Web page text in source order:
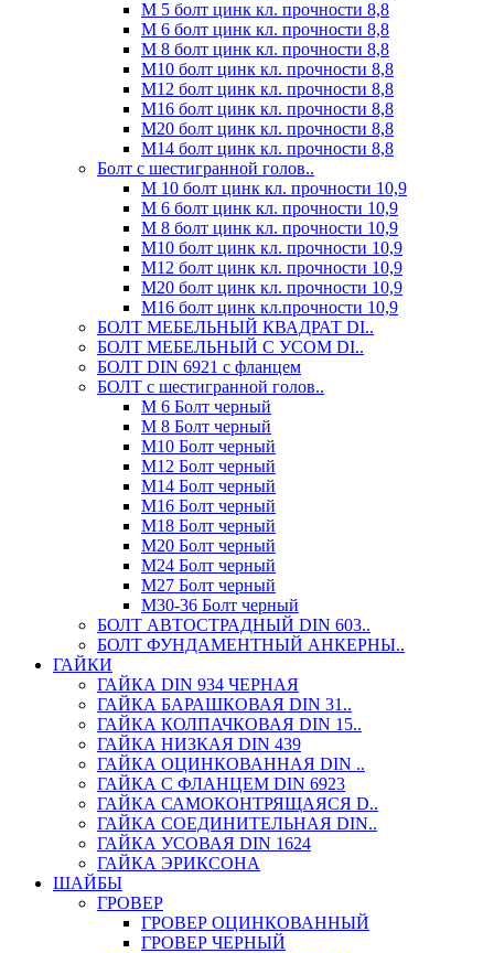
М 5 болт цинк кл. прочности 8,8
М 6 болт цинк кл. прочности 8,8
М 8 болт цинк кл. прочности 8,8
М10 болт цинк кл. прочности 8,8
М12 болт цинк кл. прочности 8,8
М16 болт цинк кл. прочности 8,8
М20 болт цинк кл. прочности 8,8
М14 болт цинк кл. прочности 8,8
Болт с шестигранной голов..
М 10 болт цинк кл. прочности 10,9
М 6 болт цинк кл. прочности 10,9
М 8 болт цинк кл. прочности 10,9
М10 болт цинк кл. прочности 10,9
М12 болт цинк кл. прочности 10,9
М20 болт цинк кл. прочности 10,9
М16 болт цинк кл.прочности 10,9
БОЛТ МЕБЕЛЬНЫЙ КВАДРАТ DI..
БОЛТ МЕБЕЛЬНЫЙ С УСОМ DI..
БОЛТ DIN 6921 c фланцем
БОЛТ с шестигранной голов..
М 6 Болт черный
М 8 Болт черный
М10 Болт черный
М12 Болт черный
М14 Болт черный
М16 Болт черный
М18 Болт черный
М20 Болт черный
М24 Болт черный
М27 Болт черный
М30-36 Болт черный
БОЛТ АВТОСТРАДНЫЙ DIN 603..
БОЛТ ФУНДАМЕНТНЫЙ АНКЕРНЫ..
ГАЙКИ
ГАЙКА DIN 934 ЧЕРНАЯ
ГАЙКА БАРАШКОВАЯ DIN 31..
ГАЙКА КОЛПАЧКОВАЯ DIN 15..
ГАЙКА НИЗКАЯ DIN 439
ГАЙКА ОЦИНКОВАННАЯ DIN ..
ГАЙКА С ФЛАНЦЕМ DIN 6923
ГАЙКА САМОКОНТРЯЩАЯСЯ D..
ГАЙКА СОЕДИНИТЕЛЬНАЯ DIN..
ГАЙКА УСОВАЯ DIN 1624
ГАЙКА ЭРИКСОНА
ШАЙБЫ
ГРОВЕР
ГРОВЕР ОЦИНКОВАННЫЙ
ГРОВЕР ЧЕРНЫЙ